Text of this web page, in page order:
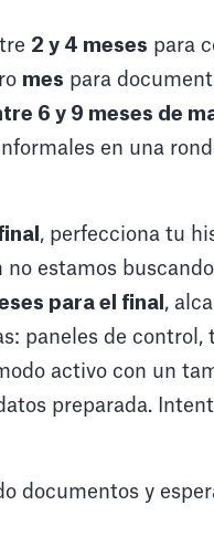
2 y 4 meses para
mes para
6 y 9 meses de
en una
, perfecciona tu
no estamos
para el final ,
paneles de control,
activo con un
preparada.
documentos y